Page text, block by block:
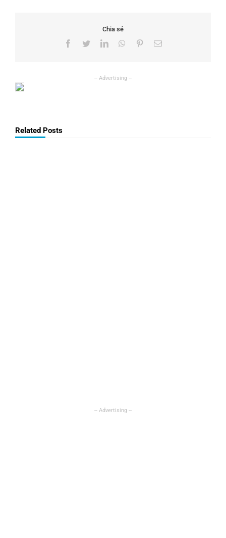
Chia sẻ
Facebook
TwitterLinkedInWhatsApp
PinterestEmail
Related Posts